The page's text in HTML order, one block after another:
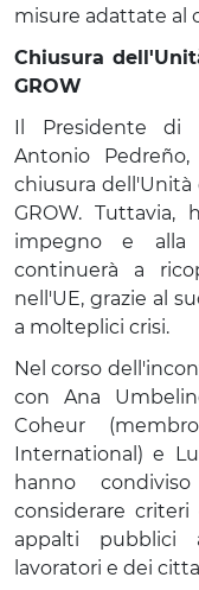
misure adattate al
Chiusura
GROW
Il Presidente di
Antonio
chiusura dell'Unità
GROW. Tuttavia,
impegno e alla
continuerà a
nell'UE, grazie al
a molteplici crisi.
Nel corso
con Ana
Coheur
International) e
hanno
considerare
appalti pubblici
lavoratori e dei